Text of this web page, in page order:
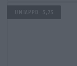
Untappd: 3,75